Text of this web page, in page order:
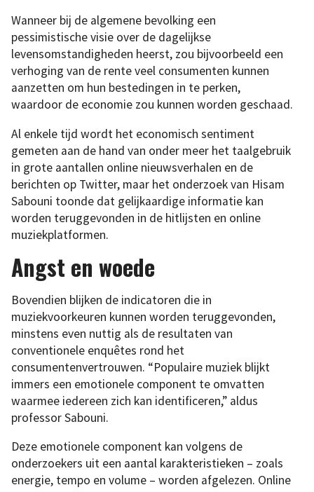
Wanneer bij de algemene bevolking een
pessimistische visie over de dagelijkse
levensomstandigheden heerst, zou bijvoorbeeld een
verhoging van de rente veel consumenten kunnen
aanzetten om hun bestedingen in te perken,
waardoor de economie zou kunnen worden geschaad.
Al enkele tijd wordt het economisch sentiment
gemeten aan de hand van onder meer het taalgebruik
in grote aantallen online nieuwsverhalen en de
berichten op Twitter, maar het onderzoek van Hisam
Sabouni toonde dat gelijkaardige informatie kan
worden teruggevonden in de hitlijsten en online
muziekplatformen.
Angst en woede
Bovendien blijken de indicatoren die in
muziekvoorkeuren kunnen worden teruggevonden,
minstens even nuttig als de resultaten van
conventionele enquêtes rond het
consumentenvertrouwen. “Populaire muziek blijkt
immers een emotionele component te omvatten
waarmee iedereen zich kan identificeren,” aldus
professor Sabouni.
Deze emotionele component kan volgens de
onderzoekers uit een aantal karakteristieken – zoals
energie, tempo en volume – worden afgelezen. Online